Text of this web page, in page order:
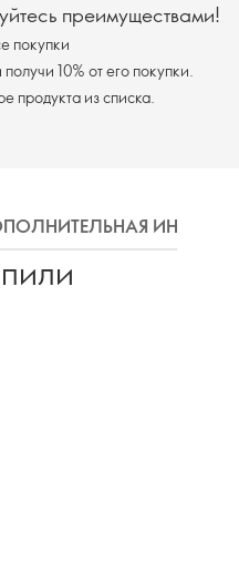
преимуществами!
покупки
10% от его покупки.
при выборе продукта из списка.